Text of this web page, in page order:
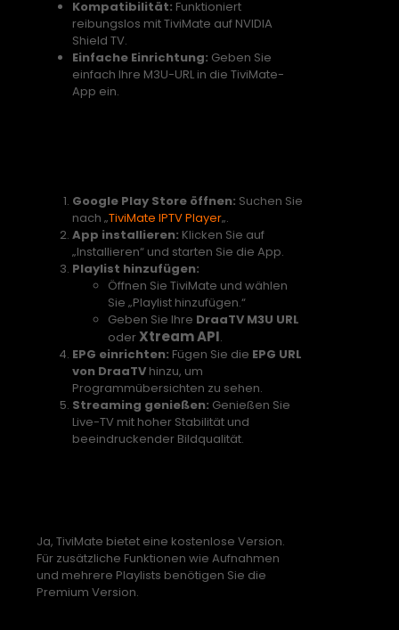
Kompatibilität: Funktioniert
reibungslos mit TiviMate auf NVIDIA
Shield TV.
Einfache Einrichtung: Geben Sie
einfach Ihre M3U-URL in die TiviMate-
App ein.
Google Play Store öffnen: Suchen Sie
nach „TiviMate IPTV Player„.
App installieren: Klicken Sie auf
„Installieren“ und starten Sie die App.
Playlist hinzufügen:
Öffnen Sie TiviMate und wählen
Sie „Playlist hinzufügen.“
Geben Sie Ihre DraaTV M3U URL
oderXtream API.
EPG einrichten: Fügen Sie die EPG URL
von DraaTV hinzu, um
Programmübersichten zu sehen.
Streaming genießen: Genießen Sie
Live-TV mit hoher Stabilität und
beeindruckender Bildqualität.
Ja, TiviMate bietet eine kostenlose Version.
Für zusätzliche Funktionen wie Aufnahmen
und mehrere Playlists benötigen Sie die
Premium Version.